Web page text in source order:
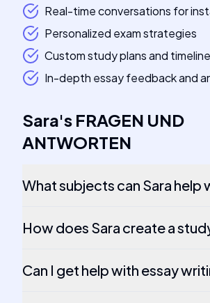
Real-time conversations for
Personalized exam strategies
Custom study plans and
In-depth essay feedback and
Sara's FRAGEN UND
ANTWORTEN
What subjects can Sara help
How does Sara create a
Can I get help with essay